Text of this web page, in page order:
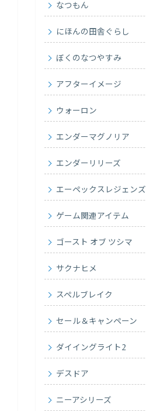
なつもん
にほんの田舎ぐらし
ぼくのなつやすみ
アフターイメージ
ウォーロン
エンダーマグノリア
エンダーリリーズ
エーペックスレジェンズ
ゲーム関連アイテム
ゴースト オブ ツシマ
サクナヒメ
スペルブレイク
セール＆キャンペーン
ダイイングライト2
デスドア
ニーアシリーズ